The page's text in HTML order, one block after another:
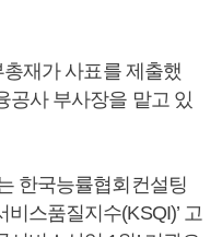
재가 사표를 제출했
공사 부사장을 맡고 있
한국능률협회컨설팅
스품질지수(KSQI)’ 고